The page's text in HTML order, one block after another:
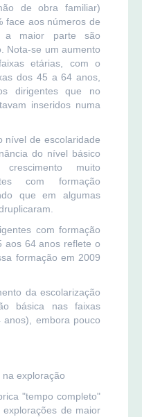
de obra familiar)
face aos números de
a maior parte são
Nota-se um aumento
etárias, com o
dos 45 a 64 anos,
dirigentes que no
inseridos numa
nível de escolaridade
do nível básico
muito
com formação
que em algumas
com formação
aos 64 anos reflete o
formação em 2009
da escolarização
básica nas faixas
embora pouco
exploração
"tempo completo"
de maior